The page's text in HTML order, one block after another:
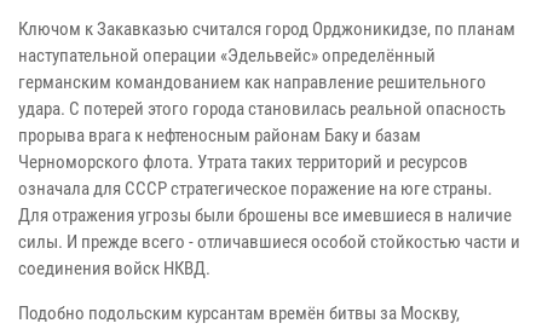
Ключом к Закавказью считался город Орджоникидзе, по планам
наступательной операции «Эдельвейс» определённый
германским командованием как направление решительного
удара. С потерей этого города становилась реальной опасность
прорыва врага к нефтеносным районам Баку и базам
Черноморского флота. Утрата таких территорий и ресурсов
означала для СССР стратегическое поражение на юге страны.
Для отражения угрозы были брошены все имевшиеся в наличие
силы. И прежде всего - отличавшиеся особой стойкостью части и
соединения войск НКВД.
Подобно подольским курсантам времён битвы за Москву,